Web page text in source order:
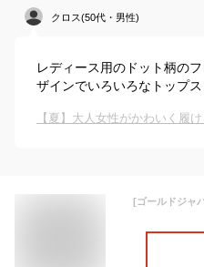
クロス(50代・男性)
レディース用のドット柄の
ザインでいろいろなトップス